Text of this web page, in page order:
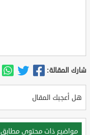
شارك المقالة:
هل أعجبك المقال
مواضيع ذات محتوي مطابق